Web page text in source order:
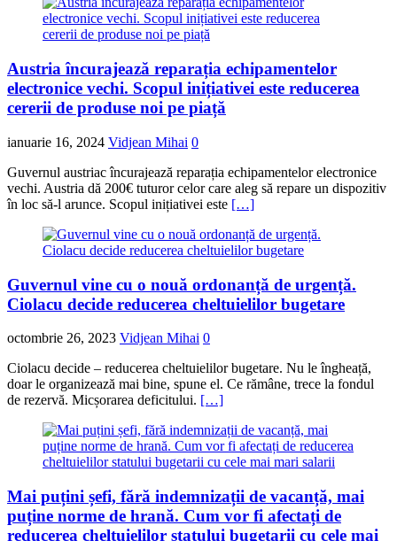
Austria încurajează reparația echipamentelor
electronice vechi. Scopul inițiativei este reducerea
cererii de produse noi pe piață
ianuarie 16, 2024 Vidjean Mihai 0
Guvernul austriac încurajează reparația echipamentelor electronice
vechi. Austria dă 200€ tuturor celor care aleg să repare un dispozitiv
în loc să-l arunce. Scopul inițiativei este […]
Guvernul vine cu o nouă ordonanță de urgență.
Ciolacu decide reducerea cheltuielilor bugetare
octombrie 26, 2023 Vidjean Mihai 0
Ciolacu decide – reducerea cheltuielilor bugetare. Nu le îngheață,
doar le organizează mai bine, spune el. Ce rămâne, trece la fondul
de rezervă. Micșorarea deficitului. […]
Mai puțini șefi, fără indemnizații de vacanță, mai
puține norme de hrană. Cum vor fi afectați de
reducerea cheltuielilor statului bugetarii cu cele mai